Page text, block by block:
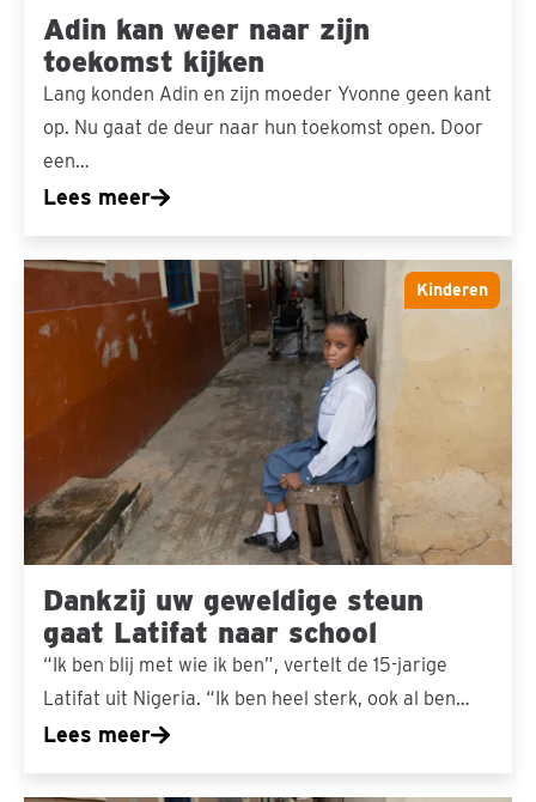
Adin kan weer naar zijn
toekomst kijken
Lang konden Adin en zijn moeder Yvonne geen kant
op. Nu gaat de deur naar hun toekomst open. Door
een…
Lees meer
Kinderen
Dankzij uw geweldige steun
gaat Latifat naar school
“Ik ben blij met wie ik ben”, vertelt de 15-jarige
Latifat uit Nigeria. “Ik ben heel sterk, ook al ben…
Lees meer
Dankzij
uw
geweldige
steun
Latifat
naar
school